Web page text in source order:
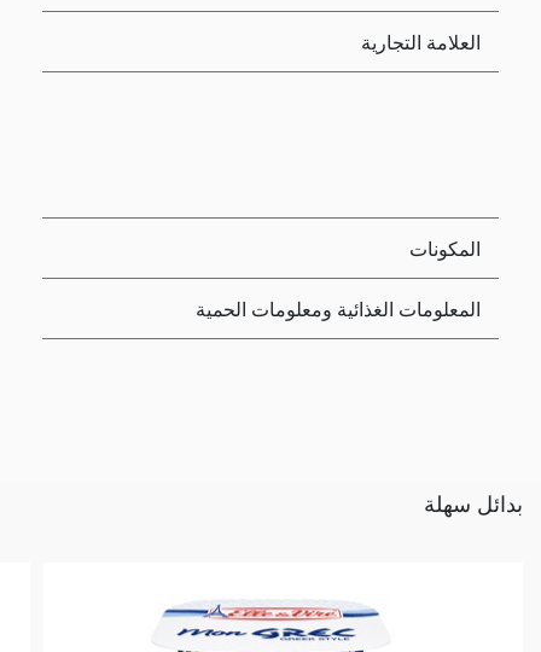
العلامة التجارية
المكونات
المعلومات الغذائية ومعلومات الحمية
بدائل سهلة